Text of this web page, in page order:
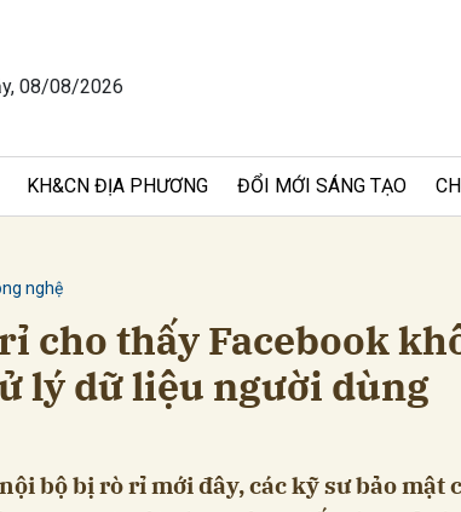
08/08/2026
KH&CN ĐỊA PHƯƠNG ĐỔI MỚI SÁNG TẠO
nghệ
cho thấy Facebook
lý dữ liệu người dùng
bộ bị rò rỉ mới đây, các kỹ sư bảo mật